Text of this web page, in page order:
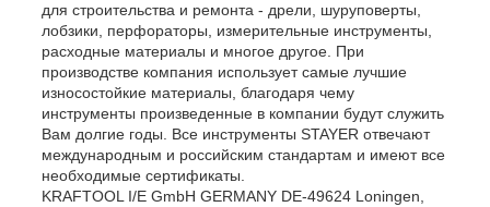
для строительства и ремонта - дрели, шуруповерты,
лобзики, перфораторы, измерительные инструменты,
расходные материалы и многое другое. При
производстве компания использует самые лучшие
износостойкие материалы, благодаря чему
инструменты произведенные в компании будут служить
Вам долгие годы. Все инструменты STAYER отвечают
международным и российским стандартам и имеют все
необходимые сертификаты.
KRAFTOOL I/E GmbH GERMANY DE-49624 Loningen,